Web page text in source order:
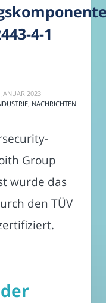
4-1
2023
NACHRICHTEN
Group
wurde das
den TÜV